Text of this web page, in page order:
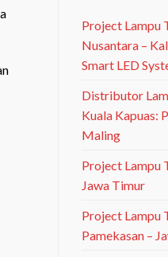
Project Lampu
Nusantara –
Smart LED
Distributor
Kuala Kapuas:
Maling
Project Lampu
Jawa Timur
Project Lampu
Pamekasan –